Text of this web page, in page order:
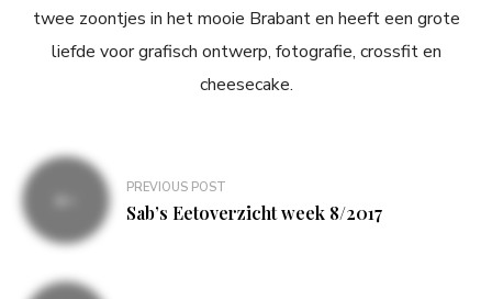
twee zoontjes in het mooie Brabant en heeft een grote
liefde voor grafisch ontwerp, fotografie, crossfit en
cheesecake.
Bericht
navigatie
PREVIOUS POST
Sab’s Eetoverzicht week 8/2017